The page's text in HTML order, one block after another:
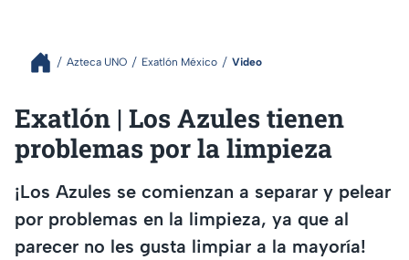
Azteca UNO Exatlón México Video
Exatlón | Los Azules tienen
problemas por la limpieza
¡Los Azules se comienzan a separar y pelear
por problemas en la limpieza, ya que al
parecer no les gusta limpiar a la mayoría!